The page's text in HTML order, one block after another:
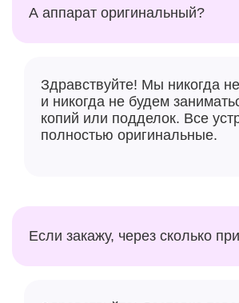
А аппарат оригинальный?
Здравствуйте! Мы никогда
и никогда не будем
копий или подделок. Все
полностью оригинальные.
Если закажу, через сколько